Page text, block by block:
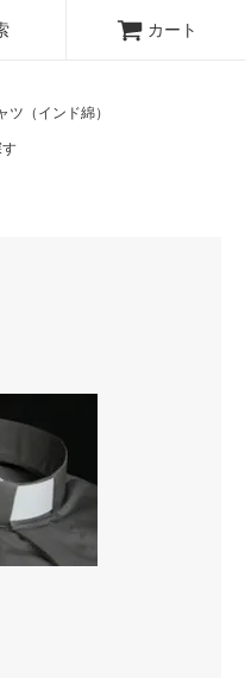
カート
ツ（インド綿）